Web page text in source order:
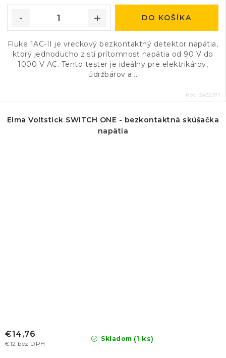
DO KOŠÍKA
Fluke 1AC-II je vreckový bezkontaktný detektor napätia,
ktorý jednoducho zistí prítomnosť napätia od 90 V do
1000 V AC. Tento tester je ideálny pre elektrikárov,
údržbárov a...
Kód: 2432971
Elma Voltstick SWITCH ONE - bezkontaktná skúšačka
napätia
Skladom (1 ks)
€12 bez DPH
€14,76